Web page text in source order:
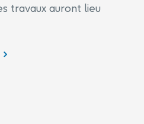
travaux auront lieu
AVIS DE TRAVAUX À VENIR – TRAVAUX SUR L’EMPRISE ROUTIÈRE DU CHEMIN BRAND